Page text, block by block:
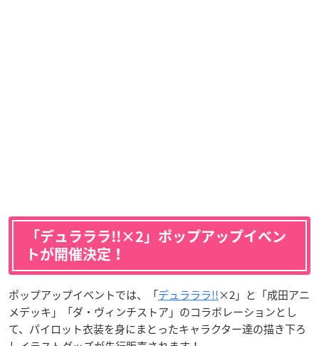
「デュラララ!!×2」ポップアップイベン
トが開催決定！
ポップアップイベントでは、「デュラララ!!×2」と「成田アニ
メデッキ」「ダ・ヴィンチストア」のコラボレーションとし
て、パイロット衣装を身にまとったキャラクター達の描き下ろ